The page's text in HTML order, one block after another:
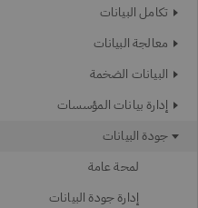
تكامل البيانات
معالجة البيانات
البيانات الضخمة
إدارة بيانات المؤسسات
جودة البيانات
لمحة عامة
إدارة جودة البيانات